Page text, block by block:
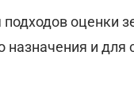
оценки
назначения и